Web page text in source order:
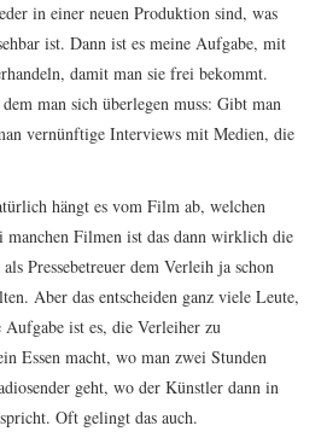
in einer neuen Produktion sind, was
ist. Dann ist es meine Aufgabe, mit
damit man sie frei bekommt.
man sich überlegen muss: Gibt man
vernünftige Interviews mit Medien, die
hängt es vom Film ab, welchen
manchen Filmen ist das dann wirklich die
Pressebetreuer dem Verleih ja schon
Aber das entscheiden ganz viele Leute,
Aufgabe ist es, die Verleiher zu
Essen macht, wo man zwei Stunden
geht, wo der Künstler dann in
Oft gelingt das auch.